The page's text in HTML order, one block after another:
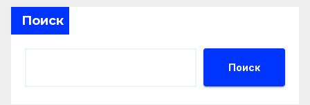
Поиск
Поиск